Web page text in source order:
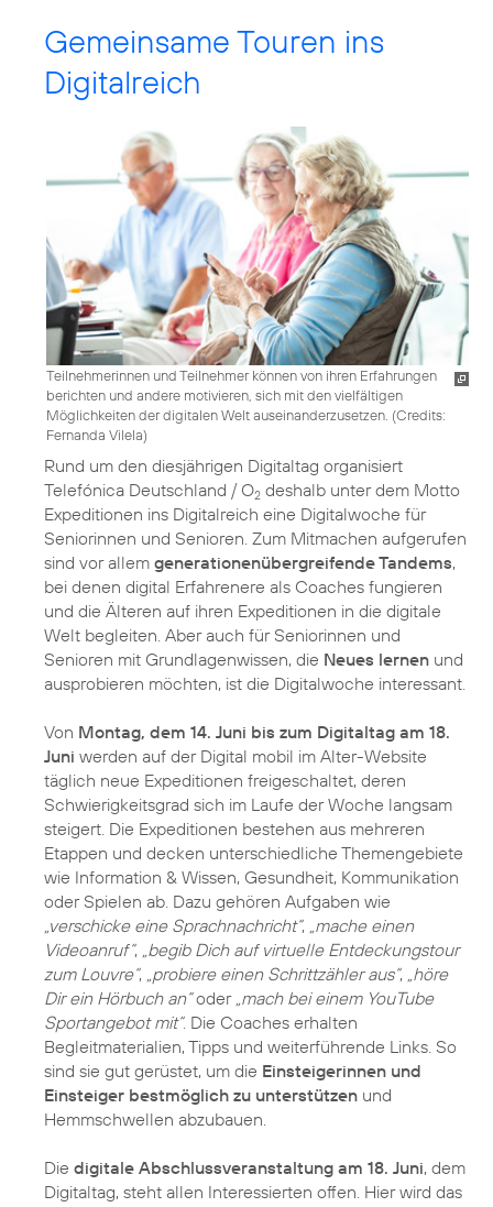
Gemeinsame Touren ins
Digitalreich
Teilnehmerinnen und Teilnehmer können von ihren Erfahrungen
berichten und andere motivieren, sich mit den vielfältigen
Möglichkeiten der digitalen Welt auseinanderzusetzen. (Credits:
Fernanda Vilela)
Rund um den diesjährigen Digitaltag organisiert
Telefónica Deutschland / O2 deshalb unter dem Motto
Expeditionen ins Digitalreich eine Digitalwoche für
Seniorinnen und Senioren. Zum Mitmachen aufgerufen
sind vor allem generationenübergreifende Tandems,
bei denen digital Erfahrenere als Coaches fungieren
und die Älteren auf ihren Expeditionen in die digitale
Welt begleiten. Aber auch für Seniorinnen und
Senioren mit Grundlagenwissen, die Neues lernen und
ausprobieren möchten, ist die Digitalwoche interessant.
Von Montag, dem 14. Juni bis zum Digitaltag am 18.
Juni werden auf der Digital mobil im Alter-Website
täglich neue Expeditionen freigeschaltet, deren
Schwierigkeitsgrad sich im Laufe der Woche langsam
steigert. Die Expeditionen bestehen aus mehreren
Etappen und decken unterschiedliche Themengebiete
wie Information & Wissen, Gesundheit, Kommunikation
oder Spielen ab. Dazu gehören Aufgaben wie
„verschicke eine Sprachnachricht“, „mache einen
Videoanruf“, „begib Dich auf virtuelle Entdeckungstour
zum Louvre“, „probiere einen Schrittzähler aus“, „höre
Dir ein Hörbuch an“oder „mach bei einem YouTube
Sportangebot mit“. Die Coaches erhalten
Begleitmaterialien, Tipps und weiterführende Links. So
sind sie gut gerüstet, um die Einsteigerinnen und
Einsteiger bestmöglich zu unterstützen und
Hemmschwellen abzubauen.
Die digitale Abschlussveranstaltung am 18. Juni, dem
Digitaltag, steht allen Interessierten offen. Hier wird das